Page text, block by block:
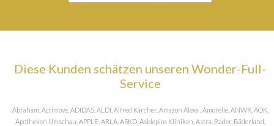
Diese Kunden schätzen unseren Wonder-Full-
Service
Abraham, Actimove, ADIDAS, ALDI, Alfred Kärcher, Amazon Alexa , Amorelie, ANWR, AOK,
Apotheken Umschau, APPLE, ARLA, ASKD, Asklepios Kliniken, Astra, Bader, Bäderland,